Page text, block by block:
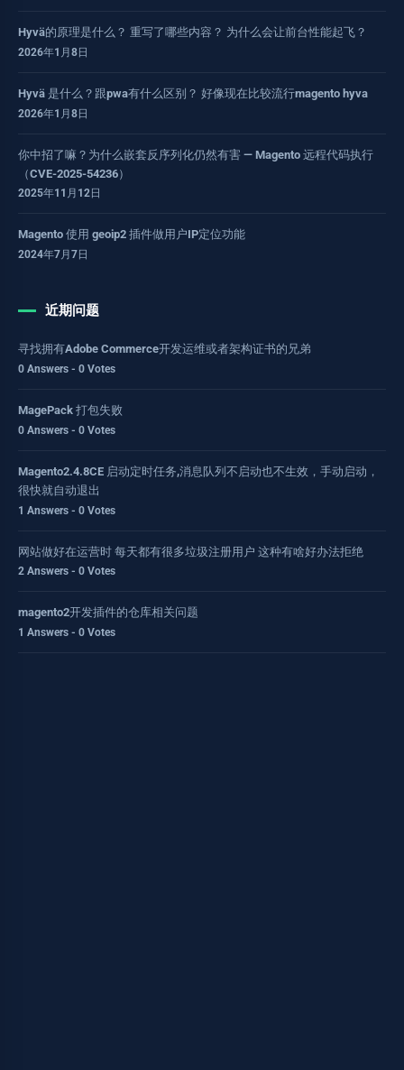
Hyvä的原理是什么？ 重写了哪些内容？ 为什么会让前台性能起飞？
2026年1月8日
Hyvä 是什么？跟pwa有什么区别？ 好像现在比较流行magento hyva
2026年1月8日
你中招了嘛？为什么嵌套反序列化仍然有害 — Magento 远程代码执行
（CVE-2025-54236）
2025年11月12日
Magento 使用 geoip2 插件做用户IP定位功能
2024年7月7日
近期问题
寻找拥有Adobe Commerce开发运维或者架构证书的兄弟
0 Answers - 0 Votes
MagePack 打包失败
0 Answers - 0 Votes
Magento2.4.8CE 启动定时任务,消息队列不启动也不生效，手动启动，
很快就自动退出
1 Answers - 0 Votes
网站做好在运营时 每天都有很多垃圾注册用户 这种有啥好办法拒绝
2 Answers - 0 Votes
magento2开发插件的仓库相关问题
1 Answers - 0 Votes